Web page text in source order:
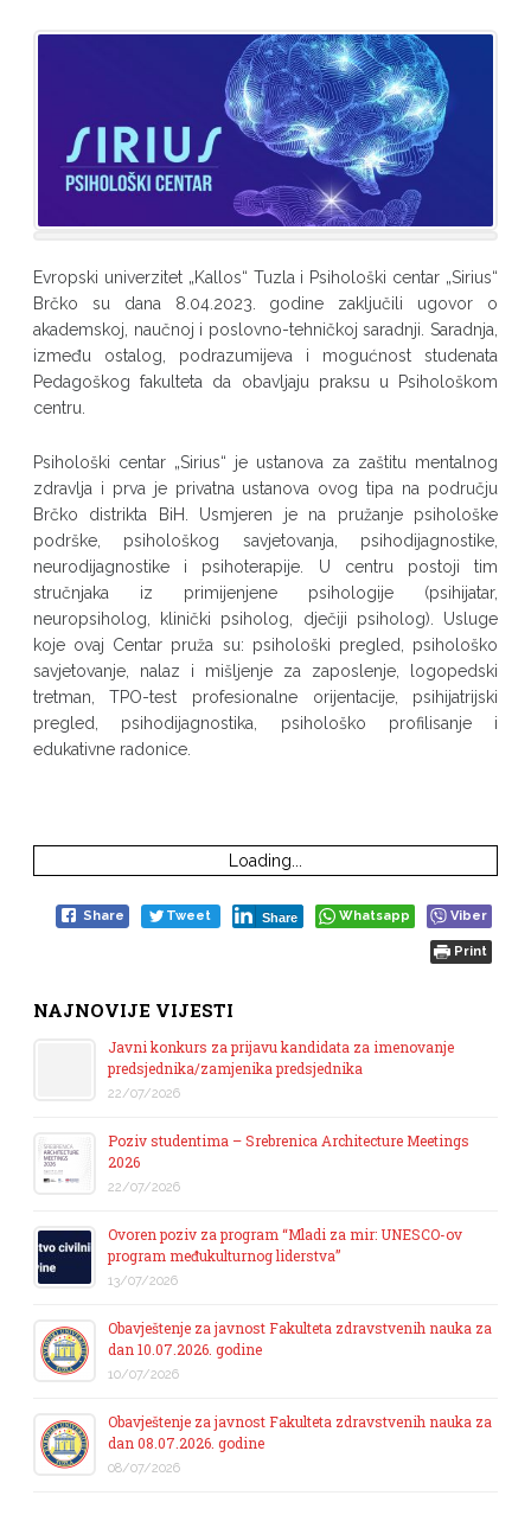
Evropski univerzitet „Kallos“ Tuzla i Psihološki centar „Sirius“
Brčko su dana 8.04.2023. godine zaključili ugovor o
akademskoj, naučnoj i poslovno-tehničkoj saradnji. Saradnja,
između ostalog, podrazumijeva i mogućnost studenata
Pedagoškog fakulteta da obavljaju praksu u Psihološkom
centru.
Psihološki centar „Sirius“ je ustanova za zaštitu mentalnog
zdravlja i prva je privatna ustanova ovog tipa na području
Brčko distrikta BiH. Usmjeren je na pružanje psihološke
podrške, psihološkog savjetovanja, psihodijagnostike,
neurodijagnostike i psihoterapije. U centru postoji tim
stručnjaka iz primijenjene psihologije (psihijatar,
neuropsiholog, klinički psiholog, dječiji psiholog). Usluge
koje ovaj Centar pruža su: psihološki pregled, psihološko
savjetovanje, nalaz i mišljenje za zaposlenje, logopedski
tretman, TPO-test profesionalne orijentacije, psihijatrijski
pregled, psihodijagnostika, psihološko profilisanje i
edukativne radonice.
Loading...
Share Tweet Share Whatsapp Viber
Print
NAJNOVIJE VIJESTI
Javni konkurs za prijavu kandidata za imenovanje
predsjednika/zamjenika predsjednika
22/07/2026
Poziv studentima – Srebrenica Architecture Meetings
2026
22/07/2026
Ovoren poziv za program “Mladi za mir: UNESCO-ov
program međukulturnog liderstva”
13/07/2026
Obavještenje za javnost Fakulteta zdravstvenih nauka za
dan 10.07.2026. godine
10/07/2026
Obavještenje za javnost Fakulteta zdravstvenih nauka za
dan 08.07.2026. godine
08/07/2026